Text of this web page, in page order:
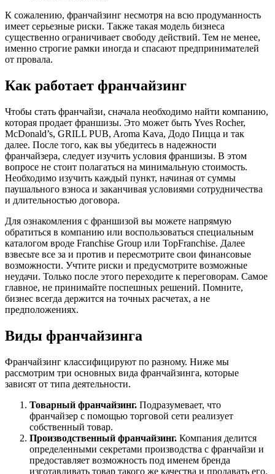
К сожалению, франчайзинг несмотря на всю продуманность
имеет серьезные риски. Также такая модель бизнеса
существенно ограничивает свободу действий. Тем не менее,
именно строгие рамки иногда и спасают предпринимателей
от провала.
Как работает франчайзинг
Чтобы стать франчайзи, сначала необходимо найти компанию,
которая продает франшизы. Это может быть Yves Rocher,
McDonald’s, GRILL PUB, Aroma Kava, Додо Пицца и так
далее. После того, как вы убедитесь в надежности
франчайзера, следует изучить условия франшизы. В этом
вопросе не стоит полагаться на минимальную стоимость.
Необходимо изучить каждый пункт, начиная от суммы
паушального взноса и заканчивая условиями сотрудничества
и длительностью договора.
Для ознакомления с франшизой вы можете напрямую
обратиться в компанию или воспользоваться специальным
каталогом вроде Franchise Group или TopFranchise. Далее
взвесьте все за и против и пересмотрите свои финансовые
возможности. Учтите риски и предусмотрите возможные
неудачи. Только после этого переходите к переговорам. Самое
главное, не принимайте поспешных решений. Помните,
бизнес всегда держится на точных расчетах, а не
предположениях.
Виды франчайзинга
Франчайзинг классифицируют по разному. Ниже мы
рассмотрим три основных вида франчайзинга, которые
зависят от типа деятельности.
Товарный франчайзинг. Подразумевает, что
франчайзер с помощью торговой сети реализует
собственный товар.
Производственный франчайзинг. Компания делится
определенными секретами производства с франчайзи и
предоставляет возможность под именем бренда
изготавливать товар такого же качества и продавать его.